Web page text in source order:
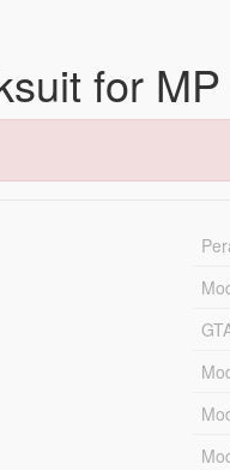
for